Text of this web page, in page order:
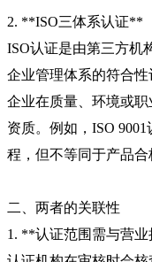
2. **ISO三体系认证**
ISO认证是由第三方机
企业管理体系的符合
企业在质量、环境或
资质。例如，ISO
程，但不等同于产品合
二、两者的关联性
1. **认证范围需与营